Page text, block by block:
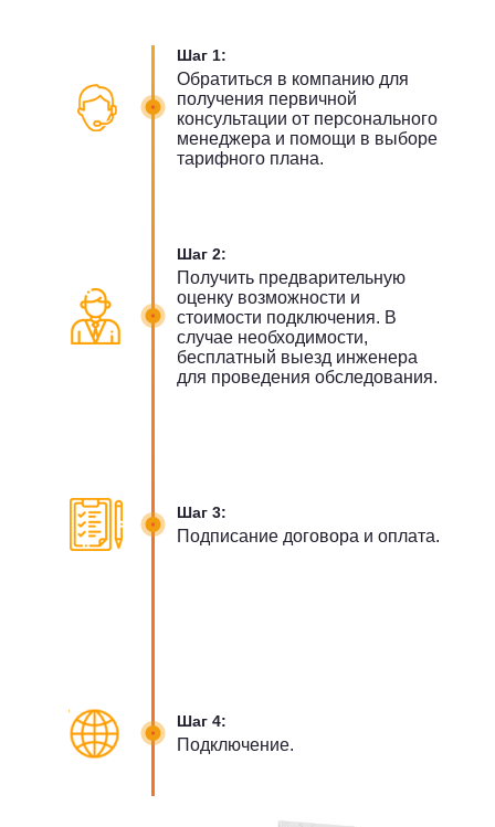
Шаг 1:
Обратиться в компанию для
получения первичной
консультации от персонального
менеджера и помощи в выборе
тарифного плана.
Шаг 2:
Получить предварительную
оценку возможности и
стоимости подключения. В
случае необходимости,
бесплатный выезд инженера
для проведения обследования.
Шаг 3:
Подписание договора и оплата.
Шаг 4:
Подключение.